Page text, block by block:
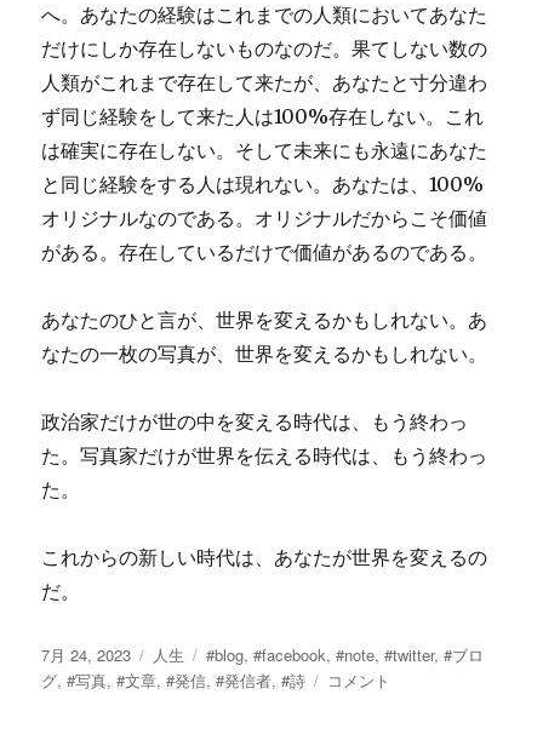
へ。あなたの経験はこれまでの人類においてあなた
だけにしか存在しないものなのだ。果てしない数の
人類がこれまで存在して来たが、あなたと寸分違わ
ず同じ経験をして来た人は100%存在しない。これ
は確実に存在しない。そして未来にも永遠にあなた
と同じ経験をする人は現れない。あなたは、100%
オリジナルなのである。オリジナルだからこそ価値
がある。存在しているだけで価値があるのである。
あなたのひと言が、世界を変えるかもしれない。あ
なたの一枚の写真が、世界を変えるかもしれない。
政治家だけが世の中を変える時代は、もう終わっ
た。写真家だけが世界を伝える時代は、もう終わっ
た。
これからの新しい時代は、あなたが世界を変えるの
だ。
投
稿
7月 24, 2023
カ
テ
人生
タ
グ
#blog,#facebook,#note,#twitter,#ブロ
グ,#写真,#文章,#発信,#発信者,#詩
常
コメント